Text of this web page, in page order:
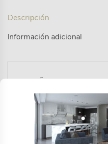
Descripción
Información adicional
es sin lugar a dudas
cómoda y estética
electroestática y tejida
multifilamento de
16mm. Para uso exterior